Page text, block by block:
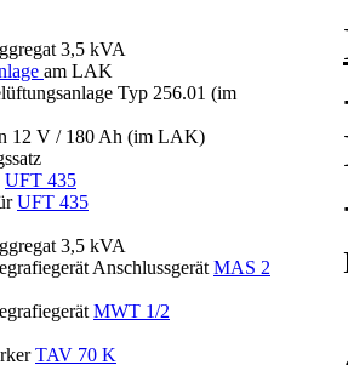
3,5 kVA
am LAK
Typ 256.01 (im
12 V / 180 Ah (im LAK)
UFT 435
UFT 435
3,5 kVA
Anschlussgerät MAS 2
MWT 1/2
TAV 70 K